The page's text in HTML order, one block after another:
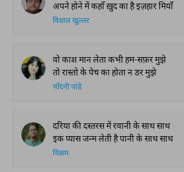
अपने होने में कहाँ ख़ुद का है इज़हार मियाँ
विशाल खुल्लर
वो काश मान लेता कभी हम-सफ़र मुझे
तो रास्तो के पेच का होता न डर मुझे
चाँदनी पांडे
दरिया की दस्तरस में रवानी के साथ साथ
इक प्यास जन्म लेती है पानी के साथ साथ
विक्रम